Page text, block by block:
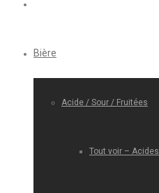
Bière
Acide / Sour / Fruitées
Tout voir – Acides